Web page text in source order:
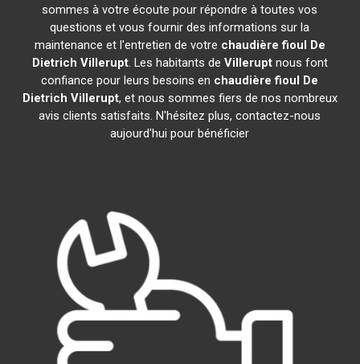
sommes à votre écoute pour répondre à toutes vos
questions et vous fournir des informations sur la
maintenance et l'entretien de votre chaudière fioul De
Dietrich Villerupt. Les habitants de Villeruptnous font
confiance pour leurs besoins en chaudière fioul De
Dietrich Villerupt, et nous sommes fiers de nos nombreux
avis clients satisfaits. N'hésitez plus, contactez-nous
aujourd'hui pour bénéficier